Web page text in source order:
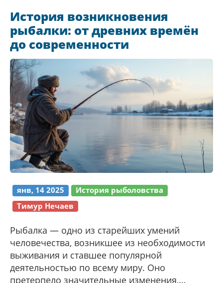
для изучения эволюции.
История возникновения
рыбалки: от древних времён
до современности
янв, 14 2025
История рыболовства
Тимур Нечаев
Рыбалка — одно из старейших умений
человечества, возникшее из необходимости
выживания и ставшее популярной
деятельностью по всему миру. Оно
претерпело значительные изменения,